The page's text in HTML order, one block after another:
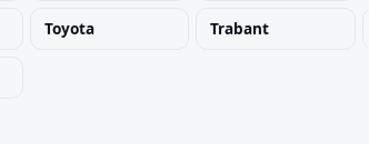
Toyota Trabant